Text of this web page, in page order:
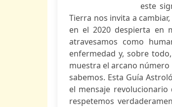
este
Tierra nos invita a
en el 2020 despierta en
atravesamos como
enfermedad y, sobre
muestra el arcano número
sabemos. Esta Guía
el mensaje
respetemos